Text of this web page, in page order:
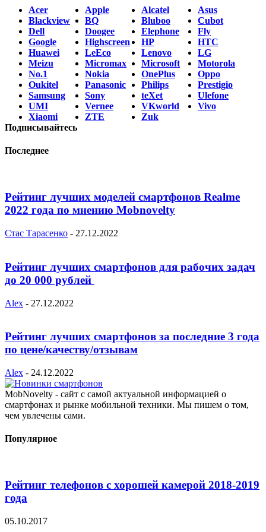
Acer Apple Alcatel
Asus
Blackview
BQ Bluboo
Cubot
Dell
Doogee Elephone
Fly
Google
Highscreen HP
HTC
Huawei
LeEco Lenovo
LG
Meizu
Micromax Microsoft
Motorola
No.1
Nokia OnePlus
Oppo
Oukitel
Panasonic Philips
Prestigio
Samsung
Sony teXet
Ulefone
UMI
Vernee VKworld
Vivo
Xiaomi
ZTE
Zuk
Подписывайтесь
Последнее
Рейтинг лучших моделей смартфонов Realme
2022 года по мнению Mobnovelty
Стас Тарасенко - 27.12.2022
Рейтинг лучших смартфонов для рабочих задач
до 20 000 рублей
Alex - 27.12.2022
Рейтинг лучших смартфонов за последние 3 года
по цене/качеству/отзывам
Alex - 24.12.2022
MobNovelty - сайт с самой актуальной информацией о
смартфонах и рынке мобильной техники. Мы пишем о том,
чем увлечены сами.
Популярное
Рейтинг телефонов с хорошей камерой 2018-2019
года
05.10.2017